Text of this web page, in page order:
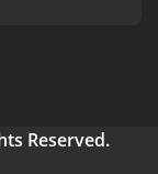
Reserved.